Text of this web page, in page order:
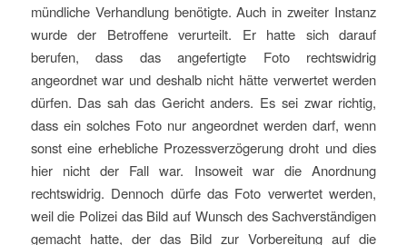
mündliche Verhandlung benötigte. Auch in zweiter Instanz
wurde der Betroffene verurteilt. Er hatte sich darauf
berufen, dass das angefertigte Foto rechtswidrig
angeordnet war und deshalb nicht hätte verwertet werden
dürfen. Das sah das Gericht anders. Es sei zwar richtig,
dass ein solches Foto nur angeordnet werden darf, wenn
sonst eine erhebliche Prozessverzögerung droht und dies
hier nicht der Fall war. Insoweit war die Anordnung
rechtswidrig. Dennoch dürfe das Foto verwertet werden,
weil die Polizei das Bild auf Wunsch des Sachverständigen
gemacht hatte, der das Bild zur Vorbereitung auf die